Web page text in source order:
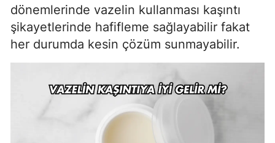
dönemlerinde vazelin kullanması kaşıntı
şikayetlerinde hafifleme sağlayabilir fakat
her durumda kesin çözüm sunmayabilir.